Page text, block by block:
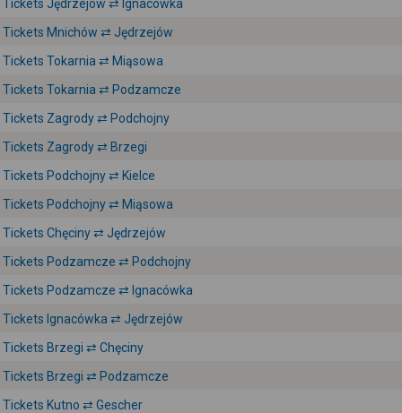
Tickets Jędrzejów ⇄ Ignacówka
Tickets Mnichów ⇄ Jędrzejów
Tickets Tokarnia ⇄ Miąsowa
Tickets Tokarnia ⇄ Podzamcze
Tickets Zagrody ⇄ Podchojny
Tickets Zagrody ⇄ Brzegi
Tickets Podchojny ⇄ Kielce
Tickets Podchojny ⇄ Miąsowa
Tickets Chęciny ⇄ Jędrzejów
Tickets Podzamcze ⇄ Podchojny
Tickets Podzamcze ⇄ Ignacówka
Tickets Ignacówka ⇄ Jędrzejów
Tickets Brzegi ⇄ Chęciny
Tickets Brzegi ⇄ Podzamcze
Tickets Kutno ⇄ Gescher